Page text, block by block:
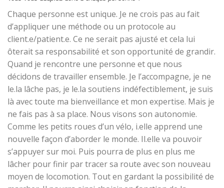
Chaque personne est unique. Je ne crois pas au fait
d’appliquer une méthode ou un protocole au
client.e/patient.e. Ce ne serait pas ajusté et cela lui
ôterait sa responsabilité et son opportunité de grandir.
Quand je rencontre une personne et que nous
décidons de travailler ensemble. Je l’accompagne, je ne
le.la lâche pas, je le.la soutiens indéfectiblement, je suis
là avec toute ma bienveillance et mon expertise. Mais je
ne fais pas à sa place. Nous visons son autonomie.
Comme les petits roues d’un vélo, i.elle apprend une
nouvelle façon d’aborder le monde. Il.elle va pouvoir
s’appuyer sur moi. Puis pourra de plus en plus me
lâcher pour finir par tracer sa route avec son nouveau
moyen de locomotion. Tout en gardant la possibilité de